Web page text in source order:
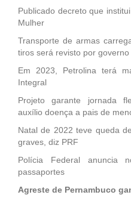
Publicado decreto que
Mulher
Transporte de armas
tiros será revisto por governo
Em 2023, Petrolina terá
Integral
Projeto garante jornada
auxílio doença a pais de
Natal de 2022 teve queda
graves, diz PRF
Polícia Federal anuncia
passaportes
Agreste de Pernambuco